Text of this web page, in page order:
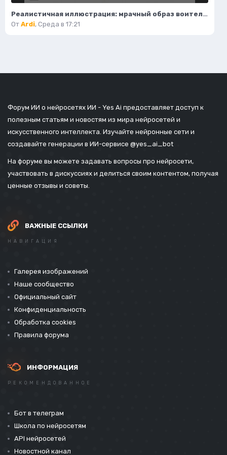
Реалистичная иллюстрация: мрачный образ воительницы-жнеца в фантазийном стиле. Картинка из нейросети Flux
От Ardi, Среда в 17:21
Форум ИИ о нейросетях ИИ - Yes Ai предоставляет доступ к
полезным статьям и новостям из мира нейросетей и
искусственного интеллекта. Изучайте нейронные сети и
создавайте генерации в ИИ-сервисе @yes_ai_bot
На форуме вы можете задавать вопросы про нейросети,
участвовать в дискуссиях и делиться своим контентом, получая
ценные отзывы и советы.
ВАЖНЫЕ ССЫЛКИ
НАВИГАЦИЯ
Галерея изображений
Наше сообщество
Официальный сайт
Конфиденциальность
Обработка cookies
Правила форума
ИНФОРМАЦИЯ
РЕКОМЕНДОВАННОЕ
Бот в телеграм
Школа по нейросетям
API нейросетей
Новостной канал